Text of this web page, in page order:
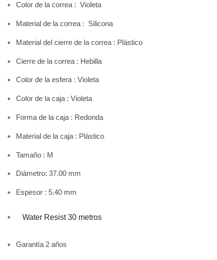
Color de la correa : Violeta
Material de la correa : Silicona
Material del cierre de la correa : Plástico
Cierre de la correa : Hebilla
Color de la esfera : Violeta
Color de la caja : Violeta
Forma de la caja : Redonda
Material de la caja : Plástico
Tamaño : M
Diámetro: 37.00 mm
Espesor : 5.40 mm
Water Resist 30 metros
Garantía 2 años